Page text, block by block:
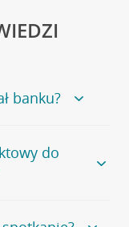
banku?
na
się
do
numeru